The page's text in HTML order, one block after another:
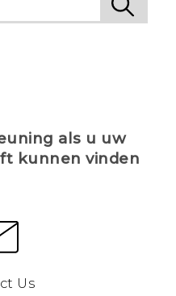
als u uw
kunnen vinden
Us